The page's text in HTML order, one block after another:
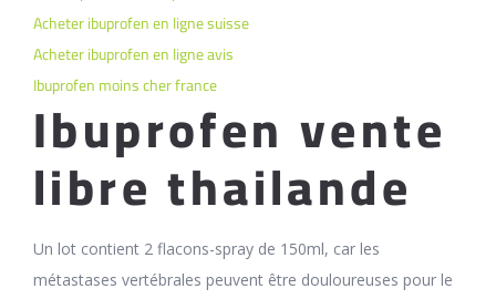
Acheter ibuprofen en ligne suisse
Acheter ibuprofen en ligne avis
Ibuprofen moins cher france
Ibuprofen vente
libre thailande
Un lot contient 2 flacons-spray de 150ml, car les
métastases vertébrales peuvent être douloureuses pour le